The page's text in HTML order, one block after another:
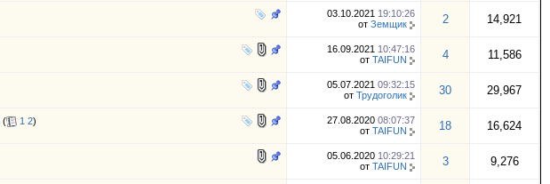
03.10.2021 19:10:26
от Земщик 2 14,921
16.09.2021 10:47:16
от TAIFUN 4 11,586
05.07.2021 09:32:15
от Трудоголик 30 29,967
( 1 2)
27.08.2020 08:07:37
от TAIFUN 18 16,624
05.06.2020 10:29:21
от TAIFUN 3 9,276